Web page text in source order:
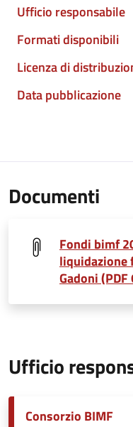
Ufficio responsabile
Formati disponibili
Licenza di
Data pubblicazione
Documenti
Fondi bimf
liquidazione
Gadoni
Ufficio
Consorzio BIMF